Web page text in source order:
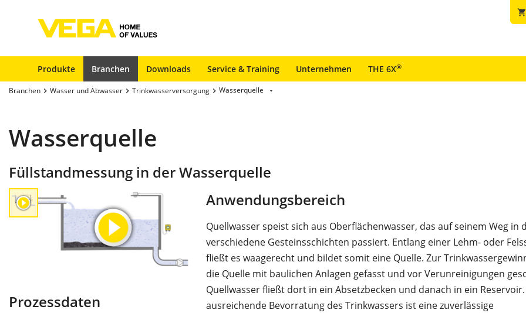
shopping_cart
Produkte Branchen Downloads Service & Training Unternehmen THE 6X®
Branchen Wasser und Abwasser Trinkwasserversorgung Wasserquelle
Wasserquelle
Füllstandmessung in der Wasserquelle
Prozessdaten
Anwendungsbereich
Quellwasser speist sich aus Oberflächenwasser, das auf seinem Weg in
verschiedene Gesteinsschichten passiert. Entlang einer Lehm- oder
fließt es waagerecht und bildet somit eine Quelle. Zur
die Quelle mit baulichen Anlagen gefasst und vor Verunreinigungen
Quellwasser fließt dort in ein Absetzbecken und danach in ein
ausreichende Bevorratung des Trinkwassers ist eine zuverlässige